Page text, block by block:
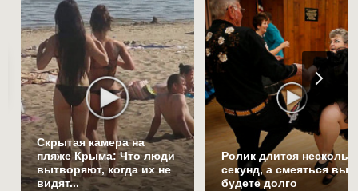
Скрытая камера на
пляже Крыма: Что люди
вытворяют, когда их не
видят...
Ролик длится
секунд, а смеяться вы
будете долго